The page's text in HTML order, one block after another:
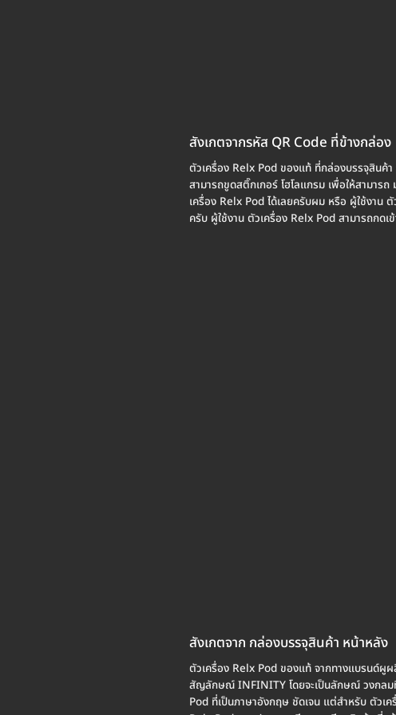
สังเกตจากรหัส QR Code ที่ข้างกล่อง
ตัวเครื่อง Relx Pod ของแท้ ที่กล่องบรรจุสินค้า
สามารถขูดสติ๊กเกอร์ โฮโลแกรม เพื่อให้สามา
เครื่อง Relx Pod ได้เลยครับผม หรือ ผู้ใช้งาน
ครับ ผู้ใช้งาน ตัวเครื่อง Relx Pod สามารถกดเ
สังเกตจาก กล่องบรรจุสินค้า หน้าหลัง
ตัวเครื่อง Relx Pod ของแท้ จากทางแบรนด์ผู
สัญลักษณ์ INFINITY โดยจะเป็นลักษณ์ วงกลมที่
Pod ที่เป็นภาษาอังกฤษ ชัดเจน แต่สำหรับ ตัวเ